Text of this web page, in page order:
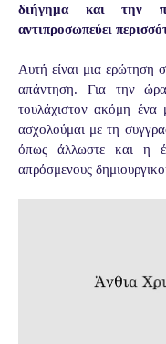
διήγημα και την
αντιπροσωπεύει
Αυτή είναι μια ερώτηση
απάντηση. Για την
τουλάχιστον ακόμη ένα
ασχολούμαι με τη
όπως άλλωστε και η
απρόσμενους